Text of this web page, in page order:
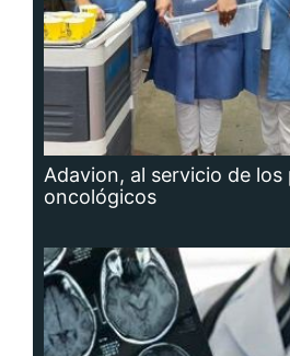
Adavion, al servicio de los
oncológicos